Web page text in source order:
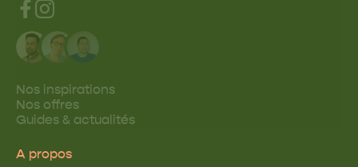
Nos inspirations
Nos offres
Guides & actualités
A propos